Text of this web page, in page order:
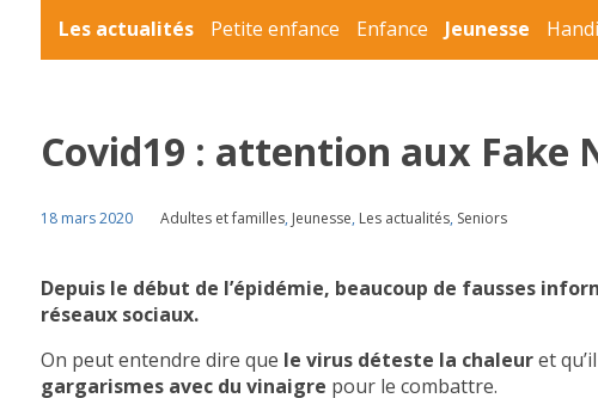
Les actualités Petite enfance Enfance Jeunesse
Covid19 : attention aux Fake
18 mars 2020 Adultes et familles, Jeunesse, Les actualités, Seniors
Depuis le début de l’épidémie, beaucoup de fausses
réseaux sociaux.
On peut entendre dire que le virus déteste la chaleuret
gargarismes avec du vinaigre pour le combattre.